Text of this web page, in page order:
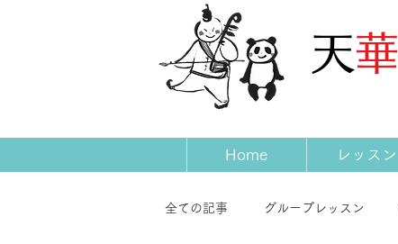
​天華
Home レッスン
全ての記事 グループレッスン